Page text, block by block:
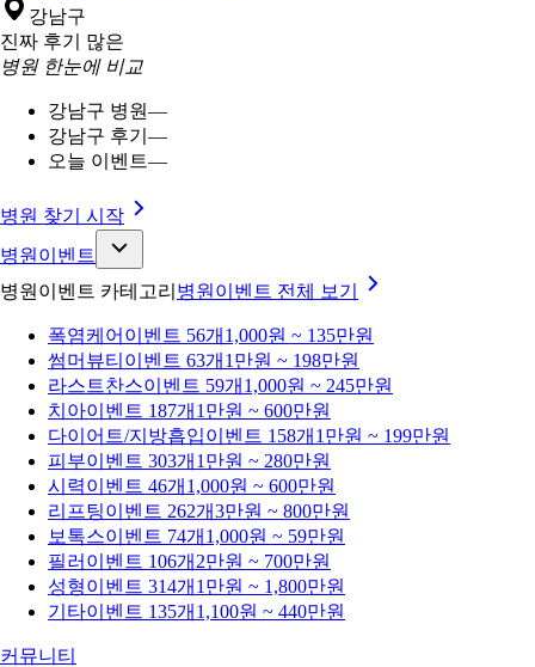
강남구
진짜 후기 많은
병원 한눈에 비교
강남구 병원—
강남구 후기 —
오늘 이벤트—
병원 찾기 시작
병원이벤트
병원이벤트 카테고리 병원이벤트 전체 보기
폭염케어 이벤트 56개 1,000원 ~ 135만원
썸머뷰티 이벤트 63개 1만원 ~ 198만원
라스트찬스이벤트 59개 1,000원 ~ 245만원
치아이벤트 187개 1만원 ~ 600만원
다이어트/지방흡입이벤트 158개 1만원 ~ 199만원
피부이벤트 303개 1만원 ~ 280만원
시력이벤트 46개 1,000원 ~ 600만원
리프팅이벤트 262개3만원 ~ 800만원
보톡스이벤트 74개 1,000원 ~ 59만원
필러 이벤트 106개 2만원 ~ 700만원
성형이벤트 314개 1만원 ~ 1,800만원
기타이벤트 135개 1,100원 ~ 440만원
커뮤니티